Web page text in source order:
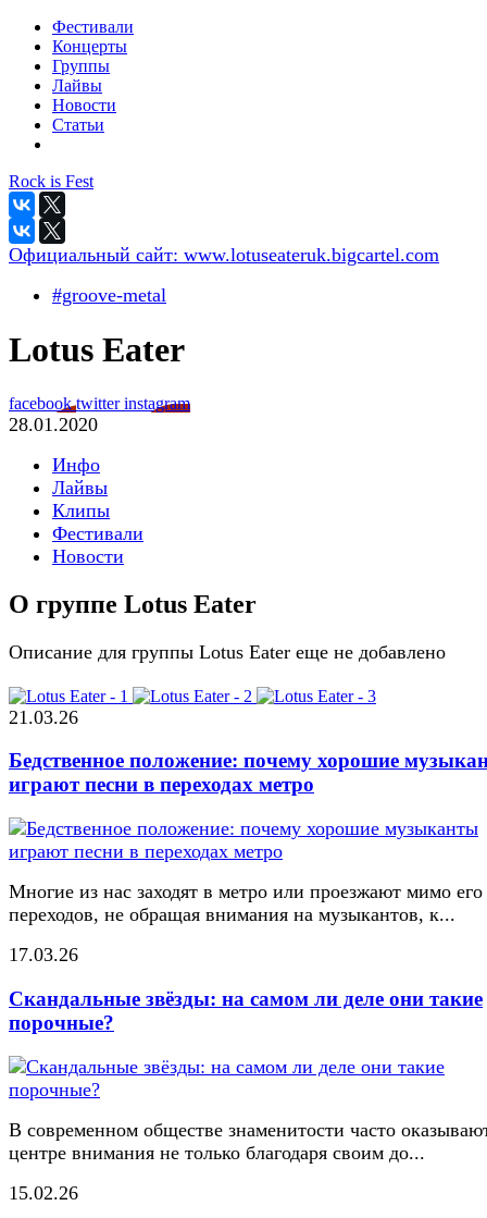
Фестивали
Концерты
Группы
Лайвы
Новости
Статьи
Rock is Fest
Официальный сайт: www.lotuseateruk.bigcartel.com
#groove-metal
Lotus Eater
facebooktwitterinstagram
28.01.2020
Инфо
Лайвы
Клипы
Фестивали
Новости
О группе Lotus Eater
Описание для группы Lotus Eater еще не добавлено
21.03.26
Бедственное положение: почему хорошие
играют песни в переходах метро
Многие из нас заходят в метро или проезжают мимо его
переходов, не обращая внимания на музыкантов, к...
17.03.26
Скандальные звёзды: на самом ли деле они такие
порочные?
В современном обществе знаменитости часто
центре внимания не только благодаря своим до...
15.02.26